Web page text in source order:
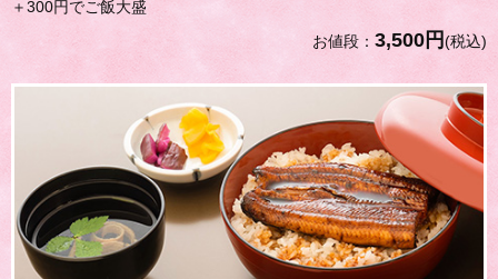
＋300円でご飯大盛
お値段： 3,500円(税込)